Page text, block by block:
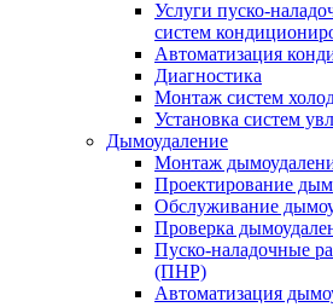
Услуги пуско-
систем
Автоматизация
Диагностика
Монтаж систем
Установка систем
Дымоудаление
Монтаж
Проектирование
Обслуживание
Проверка
Пуско-наладочные
(ПНР)
Автоматизация